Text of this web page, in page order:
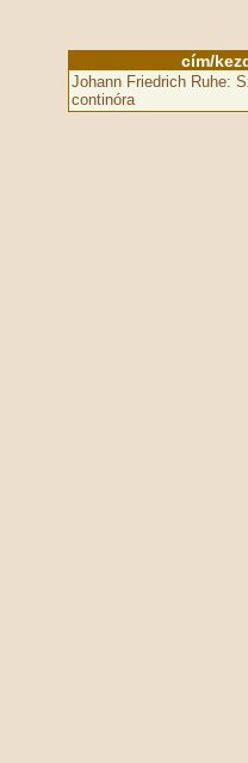
cím/
Johann Friedrich Ruhe:
continóra